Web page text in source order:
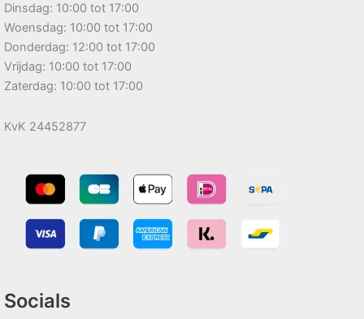
Dinsdag: 10:00 tot 17:00
Woensdag: 10:00 tot 17:00
Donderdag: 12:00 tot 17:00
Vrijdag: 10:00 tot 17:00
Zaterdag: 10:00 tot 17:00
KvK 24452877
Socials